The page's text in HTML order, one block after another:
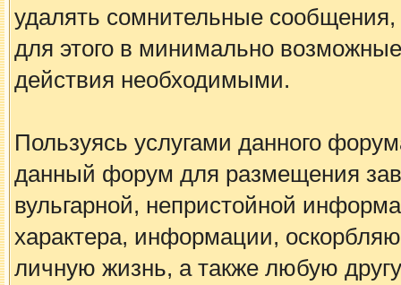
удалять сомнительные
для этого в минимально
действия необходимыми.
Пользуясь услугами данного
данный форум для размещения
вульгарной, непристойной
характера, информации,
личную жизнь, а также любую